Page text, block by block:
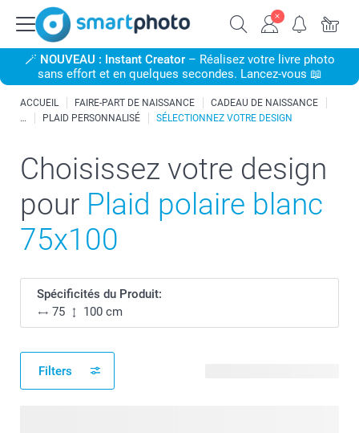
🪄 NOUVEAU : Instant Creator– Réalisez votre livre photo
sans effort et en quelques secondes. Lancez-vous 📖
ACCUEIL FAIRE-PART DE NAISSANCE
CADEAU DE NAISSANCE
PLAID PERSONNALISÉ
SÉLECTIONNEZ VOTRE DESIGN
Choisissez votre design
pour Plaid polaire blanc
75x100
Spécificités du Produit:
75
100 cm
Filters